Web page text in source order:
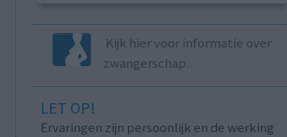
Kijk hier voor informatie over
zwangerschap.
LET OP!
Ervaringen zijn persoonlijk en de werking